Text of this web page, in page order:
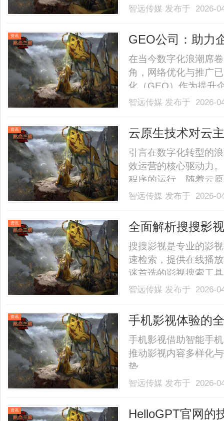
解析一家在通用工业
其产品如何针对性解
行.........
智远传媒 发布于 2026-
资讯 GEO公司：助力
在当今数字化浪潮席
角，网络优化与推广
化（GEO）作为提升
发重要的作用。本文
1、GEO的核心价值
智远传媒 发布于 2026-
资讯
云原生技术对云
Mesh 的架构演进
引言在数字化转型的
效运营的核心驱动力
程序的运行。随着云
从传统的单体架构逐
为企业带来了更高的
术.........
智远传媒 发布于 2026-
资讯 全面解析搜搜影
搜搜影视是专业的影
速检索，提供在线播
迷首选的影视搜索工
智远传媒 发布于 2026-
资讯 手机影视体验的
手机影视借助智能手
推动影视内容多样化
势。......
智远传媒 发布于 2026-
资讯 HelloGPT官网的